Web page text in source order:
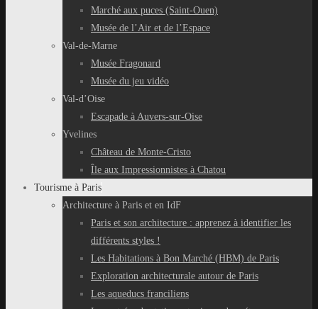
Marché aux puces (Saint-Ouen)
Musée de l’Air et de l’Espace
Val-de-Marne
Musée Fragonard
Musée du jeu vidéo
Val-d’Oise
Escapade à Auvers-sur-Oise
Yvelines
Château de Monte-Cristo
Île aux Impressionnistes à Chatou
Tourisme à Paris
Architecture à Paris et en IdF
Paris et son architecture : apprenez à identifier les
différents styles !
Les Habitations à Bon Marché (HBM) de Paris
Exploration architecturale autour de Paris
Les aqueducs franciliens